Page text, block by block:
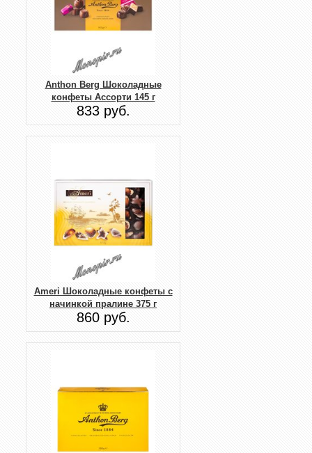
Anthon Berg Шоколадные
конфеты Ассорти 145 г
833 руб.
Ameri Шоколадные конфеты с
начинкой пралине 375 г
860 руб.